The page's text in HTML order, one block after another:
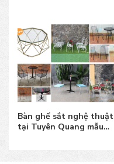
Bàn ghế sắt nghệ thuật
tại Tuyên Quang mẫu